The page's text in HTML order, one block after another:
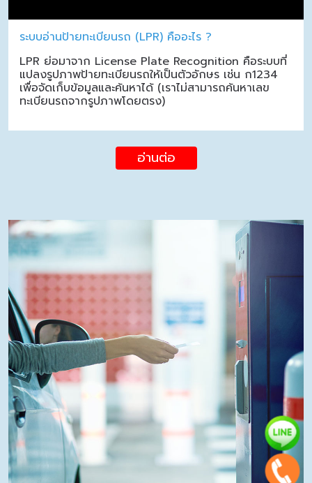
ระบบอ่านป้ายทะเบียนรถ (LPR) คืออะไร ?
LPR ย่อมาจาก License Plate Recognition คือระบบที่
แปลงรูปภาพป้ายทะเบียนรถให้เป็นตัวอักษร เช่น ก1234
เพื่อจัดเก็บข้อมูลและค้นหาได้ (เราไม่สามารถค้นหาเลข
ทะเบียนรถจากรูปภาพโดยตรง)
อ่านต่อ